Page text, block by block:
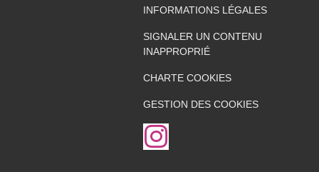
INFORMATIONS LÉGALES
SIGNALER UN CONTENU
INAPPROPRIÉ
CHARTE COOKIES
GESTION DES COOKIES